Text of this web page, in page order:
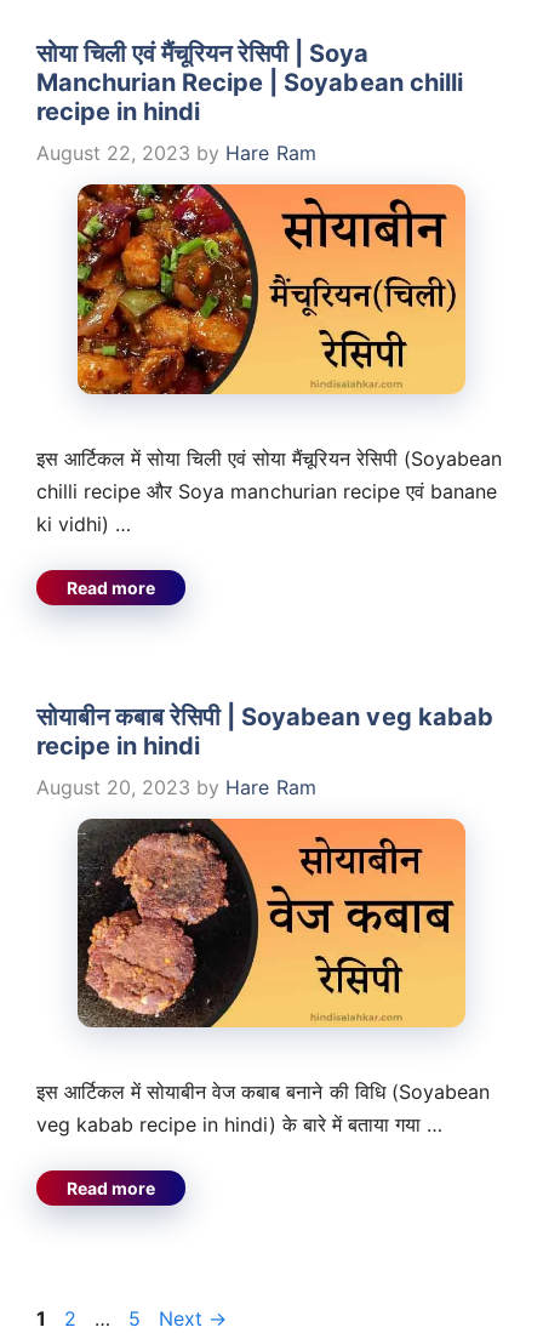
सोया चिली एवं मैंचूरियन रेसिपी | Soya
Manchurian Recipe | Soyabean chilli
recipe in hindi
August 22, 2023 by Hare Ram
इस आर्टिकल में सोया चिली एवं सोया मैंचूरियन रेसिपी (Soyabean
chilli recipe और Soya manchurian recipe एवं banane
ki vidhi) …
Read more
सोयाबीन कबाब रेसिपी | Soyabean veg kabab
recipe in hindi
August 20, 2023 by Hare Ram
इस आर्टिकल में सोयाबीन वेज कबाब बनाने की विधि (Soyabean
veg kabab recipe in hindi) के बारे में बताया गया …
Read more
Page
1 Page
2 … Page
5 Next →